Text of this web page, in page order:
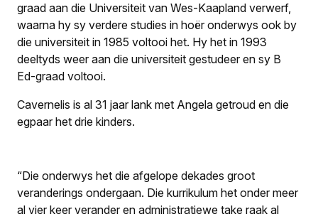
graad aan die Universiteit van Wes-Kaapland verwerf,
waarna hy sy verdere studies in hoër onderwys ook by
die universiteit in 1985 voltooi het. Hy het in 1993
deeltyds weer aan die universiteit gestudeer en sy B
Ed-graad voltooi.
Cavernelis is al 31 jaar lank met Angela getroud en die
egpaar het drie kinders.
“Die onderwys het die afgelope dekades groot
veranderings ondergaan. Die kurrikulum het onder meer
al vier keer verander en administratiewe take raak al